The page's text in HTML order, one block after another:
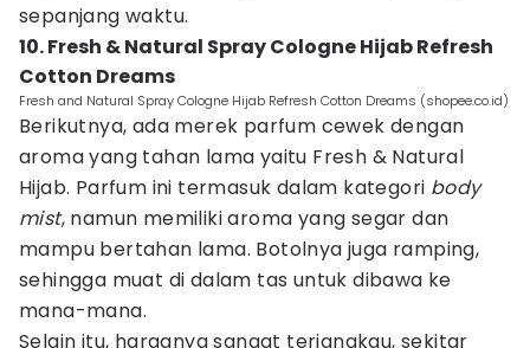
sepanjang waktu.
10. Fresh & Natural Spray Cologne Hijab Refresh
Cotton Dreams
Fresh and Natural Spray Cologne Hijab Refresh Cotton Dreams (shopee.co.id)
Berikutnya, ada merek parfum cewek dengan
aroma yang tahan lama yaitu Fresh & Natural
Hijab. Parfum ini termasuk dalam kategori body
mist, namun memiliki aroma yang segar dan
mampu bertahan lama. Botolnya juga ramping,
sehingga muat di dalam tas untuk dibawa ke
mana-mana.
Selain itu, harganya sangat terjangkau, sekitar